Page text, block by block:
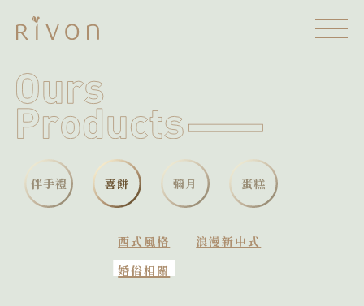
伴手禮 喜餅
西式風格
浪漫新中式
婚俗相關
彌月 蛋糕